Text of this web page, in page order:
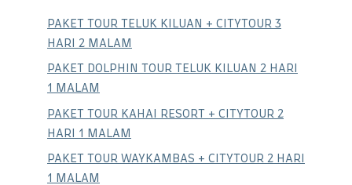
PAKET TOUR TELUK KILUAN + CITYTOUR 3
HARI 2 MALAM
PAKET DOLPHIN TOUR TELUK KILUAN 2 HARI
1 MALAM
PAKET TOUR KAHAI RESORT + CITYTOUR 2
HARI 1 MALAM
PAKET TOUR WAYKAMBAS + CITYTOUR 2 HARI
1 MALAM